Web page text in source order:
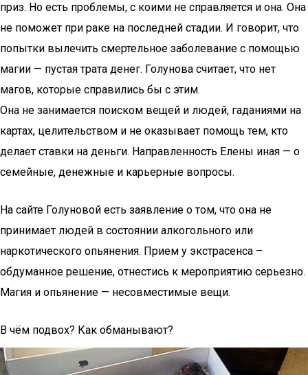
приз. Но есть проблемы, с коими не справляется и она. Она
не поможет при раке на последней стадии. И говорит, что
попытки вылечить смертельное заболевание с помощью
магии — пустая трата денег. Голунова считает, что нет
магов, которые справились бы с этим.
Она не занимается поиском вещей и людей, гаданиями на
картах, целительством и не оказывает помощь тем, кто
делает ставки на деньги. Направленность Елены иная — о
семейные, денежные и карьерные вопросы.
На сайте Голуновой есть заявление о том, что она не
принимает людей в состоянии алкогольного или
наркотического опьянения. Прием у экстрасенса –
обдуманное решение, отнестись к мероприятию серьезно.
Магия и опьянение — несовместимые вещи.
В чём подвох? Как обманывают?